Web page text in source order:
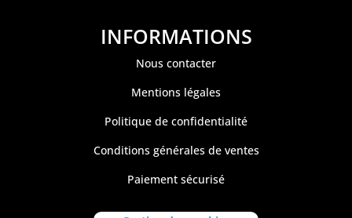
INFORMATIONS
Nous contacter
Mentions légales
Politique de confidentialité
Conditions générales de ventes
Paiement sécurisé